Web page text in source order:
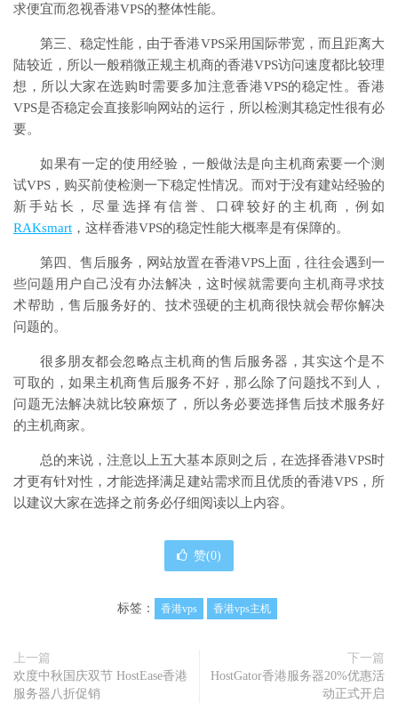
求便宜而忽视香港VPS的整体性能。
第三、稳定性能，由于香港VPS采用国际带宽，而且距离大
陆较近，所以一般稍微正规主机商的香港VPS访问速度都比较理
想，所以大家在选购时需要多加注意香港VPS的稳定性。香港
VPS是否稳定会直接影响网站的运行，所以检测其稳定性很有必
要。
如果有一定的使用经验，一般做法是向主机商索要一个测
试VPS，购买前使检测一下稳定性情况。而对于没有建站经验的
新手站长，尽量选择有信誉、口碑较好的主机商，例如
RAKsmart ，这样香港VPS的稳定性能大概率是有保障的。
第四、售后服务，网站放置在香港VPS上面，往往会遇到一
些问题用户自己没有办法解决，这时候就需要向主机商寻求技
术帮助，售后服务好的、技术强硬的主机商很快就会帮你解决
问题的。
很多朋友都会忽略点主机商的售后服务器，其实这个是不
可取的，如果主机商售后服务不好，那么除了问题找不到人，
问题无法解决就比较麻烦了，所以务必要选择售后技术服务好
的主机商家。
总的来说，注意以上五大基本原则之后，在选择香港VPS时
才更有针对性，才能选择满足建站需求而且优质的香港VPS，所
以建议大家在选择之前务必仔细阅读以上内容。
赞(0)
标签： 香港vps 香港vps主机
上一篇
欢度中秋国庆双节 HostEase香港
服务器八折促销
下一篇
HostGator香港服务器20%优惠活
动正式开启